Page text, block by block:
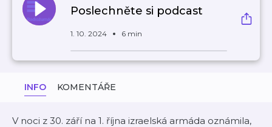
Poslechněte si podcast
1. 10. 2024 6 min
INFO KOMENTÁŘE
V noci z 30. září na 1. října izraelská armáda oznámila,